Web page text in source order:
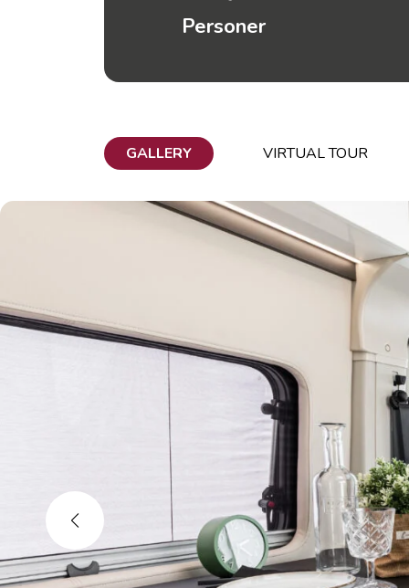
Personer
GALLERY VIRTUAL TOUR